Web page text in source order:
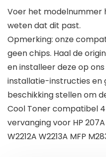
Voer het modelnummer
weten dat dit past.
Opmerking: onze
geen chips. Haal de
en installeer deze op
installatie-instructies en
beschikking stellen om
Cool Toner compatibel
vervanging voor HP 207A
W2212A W2213A MFP